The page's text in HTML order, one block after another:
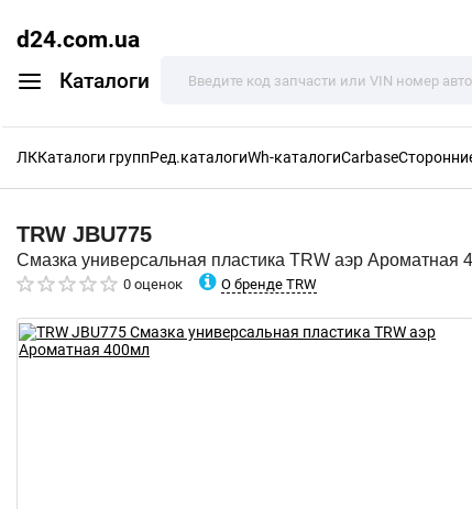
d24.com.ua
Каталоги
ЛККаталоги группРед.каталогиWh-каталогиCarbase
TRW JBU775
Смазка универсальная пластика TRW аэр Ароматная
0 оценок О бренде TRW